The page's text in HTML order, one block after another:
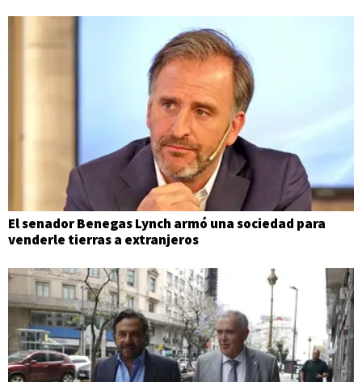
El senador Benegas Lynch armó una sociedad para
venderle tierras a extranjeros